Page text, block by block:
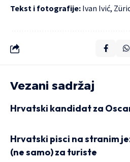
Tekst i fotografije: Ivan Ivić,
Vezani sadržaj
Hrvatski kandidat za
Hrvatski pisci na stranim
(ne samo) za turiste